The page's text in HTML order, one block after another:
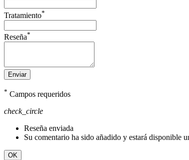
Tratamiento*
Reseña*
Enviar
* Campos requeridos
check_circle
Reseña enviada
Su comentario ha sido añadido y estará disponible
OK